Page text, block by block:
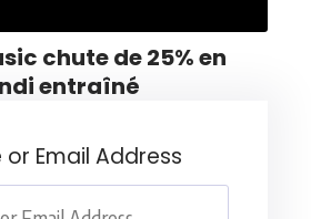
chute de 25% en
entraîné
or Email Address